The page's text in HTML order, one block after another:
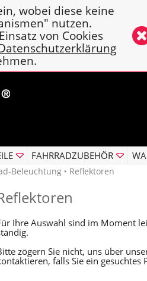
wobei diese keine
nutzen.
von Cookies
FAHRRADZUBEHÖR
Beleuchtung ‣ Reflektoren
Ihre Auswahl sind im Moment
zögern Sie nicht, uns über
falls Sie ein